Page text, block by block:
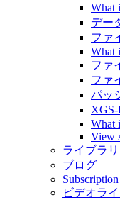
What
デー
ファ
What
ファ
ファ
パッ
XGS-
What
View
ライブラリ
ブログ
ビデオラ